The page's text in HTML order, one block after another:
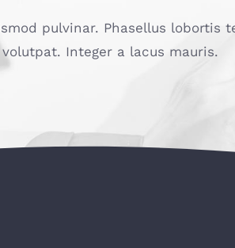
pulvinar. Phasellus lobortis
Integer a lacus mauris.